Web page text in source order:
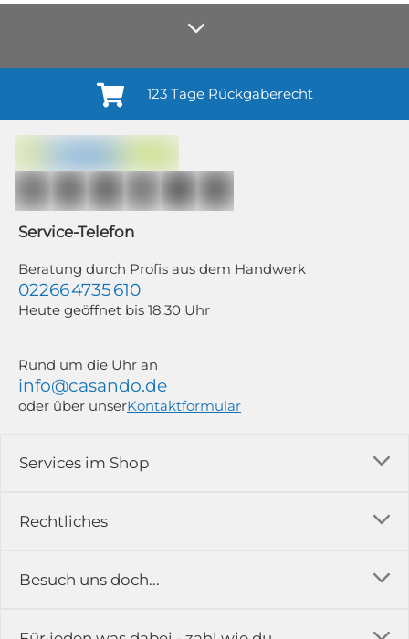
Anmelden¹
casando (Holz-Richter GmbH) sowie zur Interessen-Analyse durch
Auswertung individueller Öffnungs- und Klickraten (dazu nutzen wir
jederzeit mit Wirkung für die Zukunft und ohne Angabe von Gründen
Weitere Informationen findest du in unserer Datenschutzerklärung.
123 Tage Rückgaberecht
Rechtliches
Impressum
Services im Shop
Versandkosten
Erfahrungsberichte & Bewertungen
Besuch uns doch...
in der Ausstellung...
Service-Telefon
Beratung durch Profis aus dem Handwerk
02266 4735 610
Heute geöffnet bis 18:30 Uhr
Rund um die Uhr an
info@casando.de
oder über unserKontaktformular